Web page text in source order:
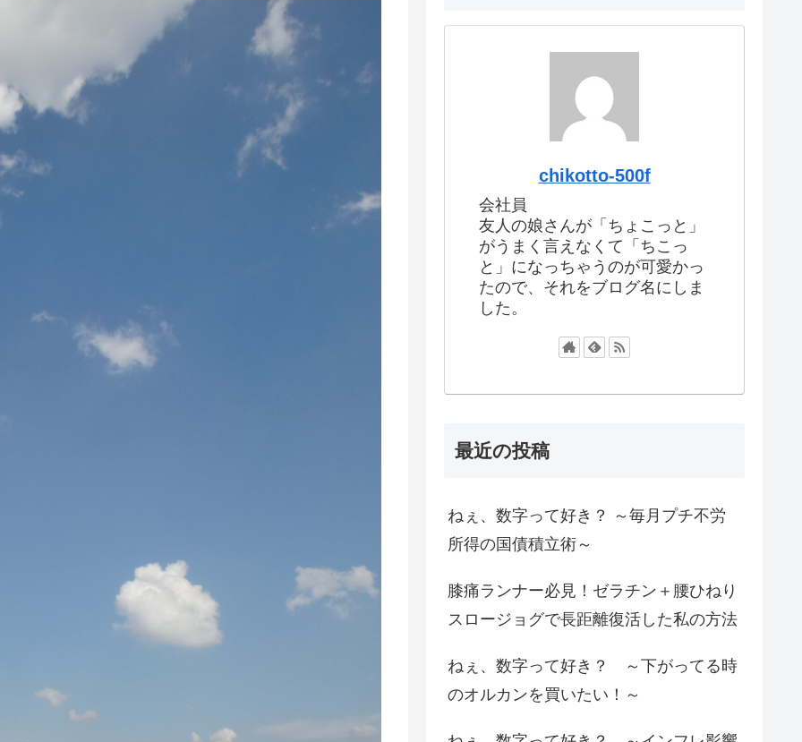
chikotto-500f
会社員
友人の娘さんが「ちょこっと」
がうまく言えなくて「ちこっ
と」になっちゃうのが可愛かっ
たので、それをブログ名にしま
した。
最近の投稿
ねぇ、数字って好き？ ～毎月プチ不労
所得の国債積立術～
膝痛ランナー必見！ゼラチン＋腰ひねり
スロージョグで長距離復活した私の方法
ねぇ、数字って好き？ ～下がってる時
のオルカンを買いたい！～